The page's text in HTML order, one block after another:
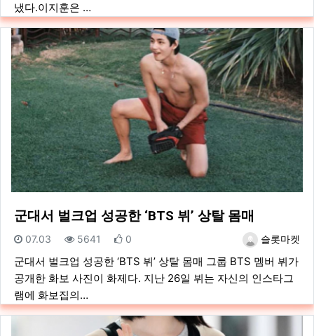
냈다.이지훈은 …
군대서 벌크업 성공한 ‘BTS 뷔’ 상탈 몸매
등록자슬롯마켓
등록일
07.03 조회
5641 추천
0
군대서 벌크업 성공한 ‘BTS 뷔’ 상탈 몸매 그룹 BTS 멤버 뷔가
공개한 화보 사진이 화제다. 지난 26일 뷔는 자신의 인스타그
램에 화보집의…